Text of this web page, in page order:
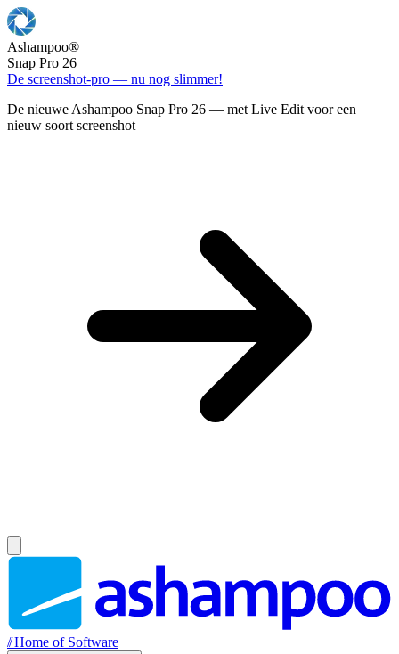
Ashampoo®
Snap Pro 26
De screenshot-pro — nu nog slimmer!
De nieuwe Ashampoo Snap Pro 26 — met Live Edit voor een
nieuw soort screenshot
//Home of Software